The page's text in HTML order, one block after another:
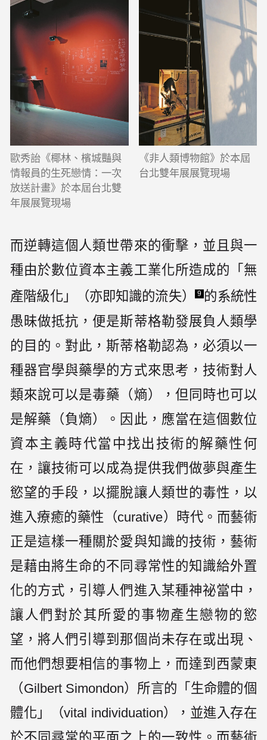
歐秀詒《椰林、檳城豔與
情報員的生死戀情：一次
放送計畫》於本屆台北雙
年展展覽現場
《非人類博物館》於本屆
台北雙年展展覽現場
而逆轉這個人類世帶來的衝擊，並且與一
種由於數位資本主義工業化所造成的「無
產階級化」（亦即知識的流失）
9 的系統性
愚昧做抵抗，便是斯蒂格勒發展負人類學
的目的。對此，斯蒂格勒認為，必須以一
種器官學與藥學的方式來思考，技術對人
類來說可以是毒藥（熵），但同時也可以
是解藥（負熵）。因此，應當在這個數位
資本主義時代當中找出技術的解藥性何
在，讓技術可以成為提供我們做夢與產生
慾望的手段，以擺脫讓人類世的毒性，以
進入療癒的藥性（curative）時代。而藝術
正是這樣一種關於愛與知識的技術，藝術
是藉由將生命的不同尋常性的知識給外置
化的方式，引導人們進入某種神祕當中，
讓人們對於其所愛的事物產生戀物的慾
望，將人們引導到那個尚未存在或出現、
而他們想要相信的事物上，而達到西蒙東
（Gilbert Simondon）所言的「生命體的個
體化」（vital individuation），並進入存在